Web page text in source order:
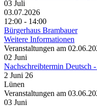
03 Juli
03.07.2026
12:00 - 14:00
Bürgerhaus Brambauer
Weitere Informationen
Veranstaltungen am
02 Juni
Nachschreibtermin Deutsch
2 Juni 26
Lünen
Veranstaltungen am
03 Juni